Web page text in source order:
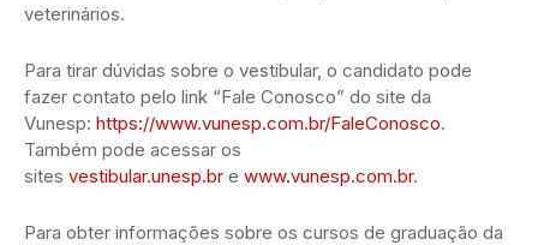
veterinários.
Para tirar dúvidas sobre o vestibular, o candidato pode
fazer contato pelo link “Fale Conosco” do site da
Vunesp: https://www.vunesp.com.br/FaleConosco.
Também pode acessar os
sites vestibular.unesp.br e www.vunesp.com.br.
Para obter informações sobre os cursos de graduação da